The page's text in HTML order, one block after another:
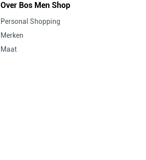
Over Bos Men Shop
Personal Shopping
Merken
Maat